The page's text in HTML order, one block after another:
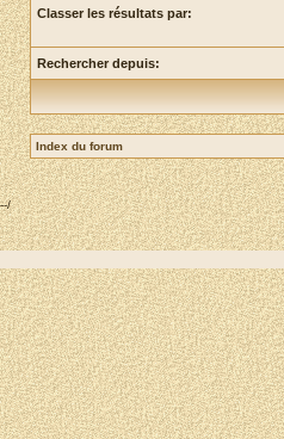
Classer les résultats par:
Rechercher depuis:
Index du forum
--/